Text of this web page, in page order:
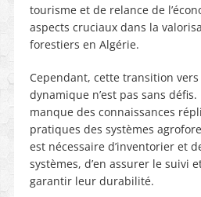
tourisme et de relance de
aspects cruciaux dans la
forestiers en Algérie.
Cependant, cette transition
dynamique n’est pas sans
manque des connaissances
pratiques des systèmes
est nécessaire d’inventorier et
systèmes, d’en assurer le suivi
garantir leur durabilité.